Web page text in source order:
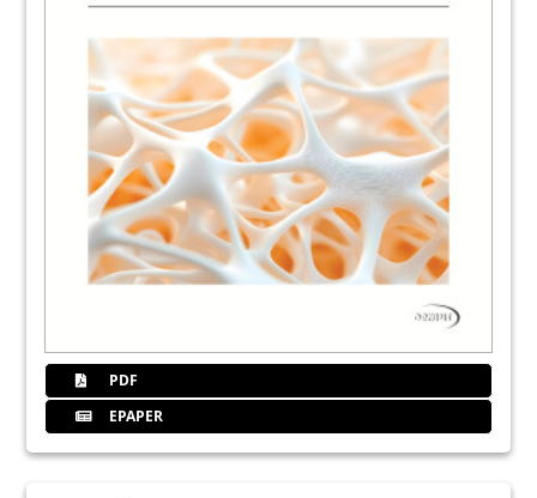
Imprint
Copyright Regulations
International Magazines
BEGO Implant Systems GmbH & Co. KG
PDF
EPAPER